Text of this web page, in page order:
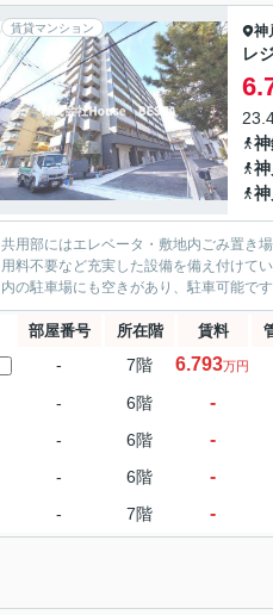
賃貸マンション 神
レ
共用部にはエレベータ・敷地内ごみ置き
用料不要など充実した設備を備え付けて
内の駐車場にも空きがあり、駐車可能で
部屋番号 所在階 賃料
- 7階 6.793万円
- 6階 -
- 6階 -
- 6階 -
- 7階 -